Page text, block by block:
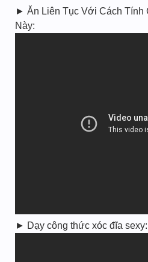
► Ăn Liên Tục Với Cách Tính
Này:
► Dạy công thức xóc đĩa sexy: